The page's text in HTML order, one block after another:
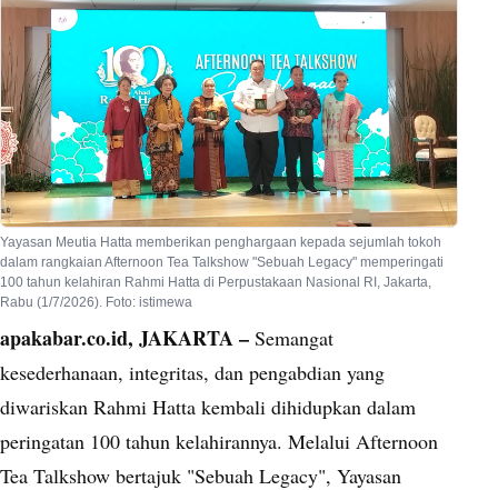
Yayasan Meutia Hatta memberikan penghargaan kepada sejumlah tokoh
dalam rangkaian Afternoon Tea Talkshow "Sebuah Legacy" memperingati
100 tahun kelahiran Rahmi Hatta di Perpustakaan Nasional RI, Jakarta,
Rabu (1/7/2026). Foto: istimewa
apakabar.co.id, JAKARTA – Semangat
kesederhanaan, integritas, dan pengabdian yang
diwariskan Rahmi Hatta kembali dihidupkan dalam
peringatan 100 tahun kelahirannya. Melalui Afternoon
Tea Talkshow bertajuk "Sebuah Legacy", Yayasan